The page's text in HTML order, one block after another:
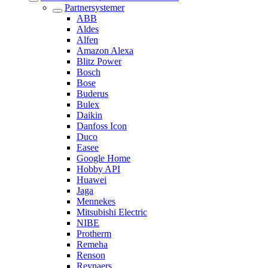
Partnersystemer
ABB
Aldes
Alfen
Amazon Alexa
Blitz Power
Bosch
Bose
Buderus
Bulex
Daikin
Danfoss Icon
Duco
Easee
Google Home
Hobby API
Huawei
Jaga
Mennekes
Mitsubishi Electric
NIBE
Protherm
Remeha
Renson
Reynaers